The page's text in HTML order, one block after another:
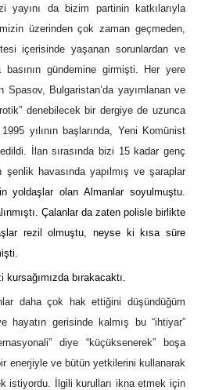
yayını da bizim partinin katkılarıyla
üzerinden çok zaman geçmeden,
içerisinde yaşanan sorunlardan ve
basının gündemine girmişti. Her yere
Bulgaristan’da yayımlanan ve
denebilecek bir dergiye de uzunca
yılının başlarında, Yeni Komünist
İlan sırasında bizi 15 kadar genç
havasında yapılmış ve şaraplar
yoldaşlar olan Almanlar soyulmuştu.
Çalanlar da zaten polisle birlikte
rezil olmuştu, neyse ki kısa süre
bırakacaktı.
daha çok hak ettiğini düşündüğüm
hayatın gerisinde kalmış bu “ihtiyar”
diye “küçüksenerek” boşa
enerjiyle ve bütün yetkilerini kullanarak
istiyordu. İlgili kurulları ikna etmek için